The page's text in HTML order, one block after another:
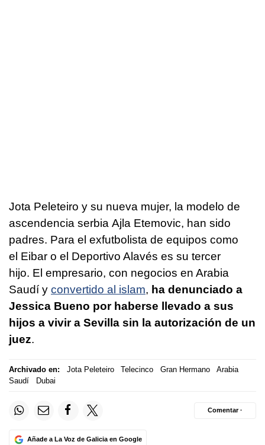
Jota Peleteiro y su nueva mujer, la modelo de
ascendencia serbia Ajla Etemovic, han sido
padres. Para el exfutbolista de equipos como
el Eibar o el Deportivo Alavés es su tercer
hijo. El empresario, con negocios en Arabia
Saudí y convertido al islam, ha denunciado a
Jessica Bueno por haberse llevado a sus
hijos a vivir a Sevilla sin la autorización de un
juez.
Archivado en: Jota Peleteiro Telecinco Gran Hermano
Arabia
Saudí
Dubai
Añade a La Voz de Galicia en Google
Comentar ·